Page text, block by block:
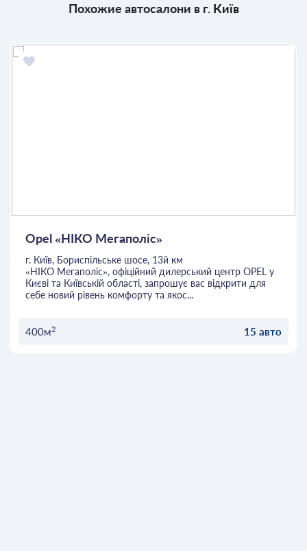
Похожие автосалони в г. Київ
Opel «НІКО Мегаполіс»
г. Київ, Бориспільське шосе, 13й км
«НІКО Мегаполіс», офіційний дилерський центр OPEL у
Києві та Київській області, запрошує вас відкрити для
себе новий рівень комфорту та якос...
400м2 15 авто